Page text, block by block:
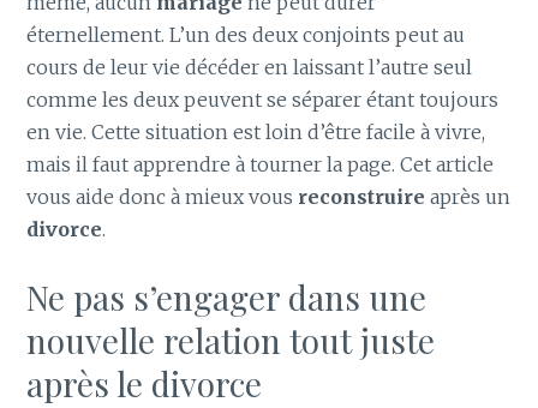
éternellement. L’un des deux conjoints peut au
cours de leur vie décéder en laissant l’autre seul
comme les deux peuvent se séparer étant toujours
en vie. Cette situation est loin d’être facile à vivre,
mais il faut apprendre à tourner la page. Cet article
vous aide donc à mieux vous reconstruire après un
divorce.
Ne pas s’engager dans une
nouvelle relation tout juste
après le divorce